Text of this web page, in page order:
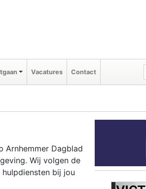
Vacatures Contact
Arnhemmer Dagblad
Wij volgen de
bij jou